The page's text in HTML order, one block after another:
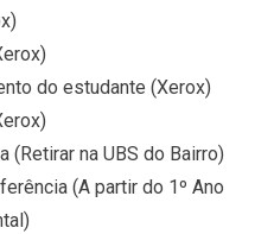
do estudante (Xerox)
(Retirar na UBS do Bairro)
(A partir do 1º Ano